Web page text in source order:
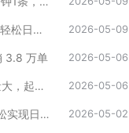
2026最新多多虚拟0.01玩法虚拟也有新门路轻松日入2500! 2026-05-09
3.8 万单 2026-05-06
公众号流量主之拍照技巧赛道，难度低+流量大，起号第一篇就爆了10w阅读！ 2026-05-06
26年最新风口项目，AI工具创作写小说，轻松实现日入1000+ 2026-05-02